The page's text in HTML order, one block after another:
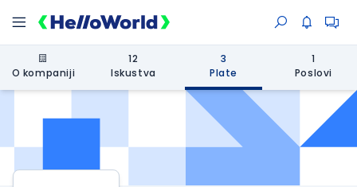
O kompaniji
12
Iskustva
3
Plate
1
Poslovi